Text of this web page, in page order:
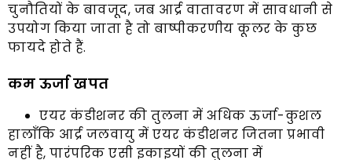
चुनौतियों के बावजूद, जब आर्द्र वातावरण में सावधानी से
उपयोग किया जाता है तो बाष्पीकरणीय कूलर के कुछ
फायदे होते हैं.
कम ऊर्जा खपत
एयर कंडीशनर की तुलना में अधिक ऊर्जा-कुशल
हालाँकि आर्द्र जलवायु में एयर कंडीशनर जितना प्रभावी
नहीं है, पारंपरिक एसी इकाइयों की तुलना में